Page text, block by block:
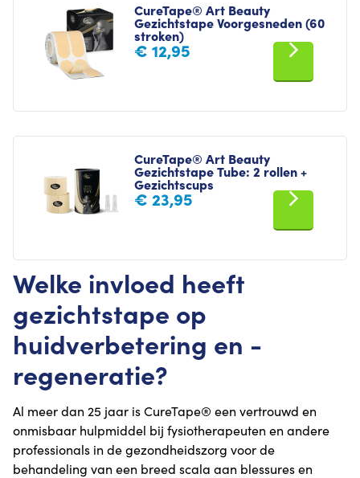
CureTape® Art Beauty
Gezichtstape Voorgesneden (60
stroken)
€ 12,95
CureTape® Art Beauty
Gezichtstape Tube: 2 rollen +
Gezichtscups
€ 23,95
Welke invloed heeft
gezichtstape op
huidverbetering en -
regeneratie?
Al meer dan 25 jaar is CureTape® een vertrouwd en
onmisbaar hulpmiddel bij fysiotherapeuten en andere
professionals in de gezondheidszorg voor de
behandeling van een breed scala aan blessures en